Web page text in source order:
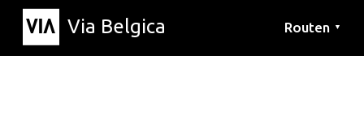
Via Belgica Routen ▼